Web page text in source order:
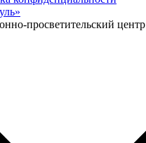
просветительский центр